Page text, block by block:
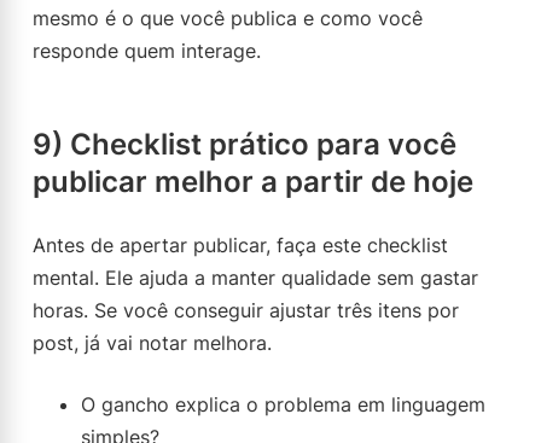
mesmo é o que você publica e como você
responde quem interage.
9) Checklist prático para você
publicar melhor a partir de hoje
Antes de apertar publicar, faça este checklist
mental. Ele ajuda a manter qualidade sem gastar
horas. Se você conseguir ajustar três itens por
post, já vai notar melhora.
O gancho explica o problema em linguagem
simples?